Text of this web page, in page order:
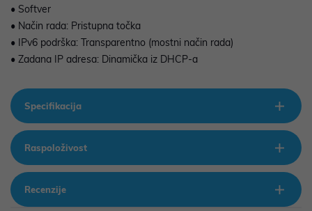
• Softver
• Način rada: Pristupna točka
• IPv6 podrška: Transparentno (mostni način rada)
• Zadana IP adresa: Dinamička iz DHCP-a
Specifikacija
Raspoloživost
Recenzije